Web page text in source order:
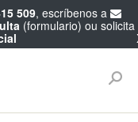
509, escríbenos a
(formulario) ou solicita